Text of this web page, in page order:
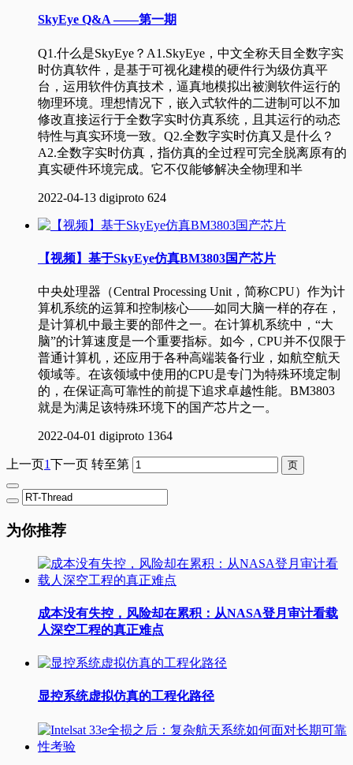
SkyEye Q&A ——第一期
Q1.什么是SkyEye？A1.SkyEye，中文全称天目全数字实
时仿真软件，是基于可视化建模的硬件行为级仿真平
台，运用软件仿真技术，逼真地模拟出被测软件运行的
物理环境。理想情况下，嵌入式软件的二进制可以不加
修改直接运行于全数字实时仿真系统，且其运行的动态
特性与真实环境一致。Q2.全数字实时仿真又是什么？
A2.全数字实时仿真，指仿真的全过程可完全脱离原有的
真实硬件环境完成。它不仅能够解决全物理和半
2022-04-13 digiproto 624
【视频】基于SkyEye仿真BM3803国产芯片
中央处理器（Central Processing Unit，简称CPU）作为计
算机系统的运算和控制核心——如同大脑一样的存在，
是计算机中最主要的部件之一。在计算机系统中，“大
脑”的计算速度是一个重要指标。如今，CPU并不仅限于
普通计算机，还应用于各种高端装备行业，如航空航天
领域等。在该领域中使用的CPU是专门为特殊环境定制
的，在保证高可靠性的前提下追求卓越性能。BM3803
就是为满足该特殊环境下的国产芯片之一。
2022-04-01 digiproto 1364
上一页1下一页 转至第
为你推荐
成本没有失控，风险却在累积：从NASA登月审计看载
人深空工程的真正难点
显控系统虚拟仿真的工程化路径